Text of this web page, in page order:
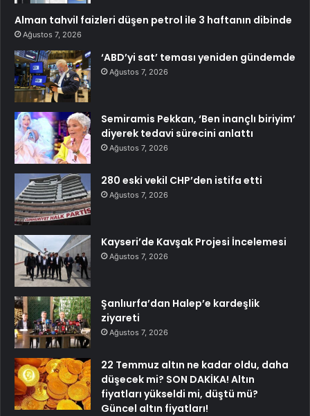
Alman tahvil faizleri düşen petrol ile 3 haftanın dibinde
Ağustos 7, 2026
‘ABD’yi sat’ teması yeniden gündemde
Ağustos 7, 2026
Semiramis Pekkan, ‘Ben inançlı biriyim’
diyerek tedavi sürecini anlattı
Ağustos 7, 2026
280 eski vekil CHP’den istifa etti
Ağustos 7, 2026
Kayseri’de Kavşak Projesi İncelemesi
Ağustos 7, 2026
Şanlıurfa’dan Halep’e kardeşlik
ziyareti
Ağustos 7, 2026
22 Temmuz altın ne kadar oldu, daha
düşecek mi? SON DAKİKA! Altın
fiyatları yükseldi mi, düştü mü?
Güncel altın fiyatları!